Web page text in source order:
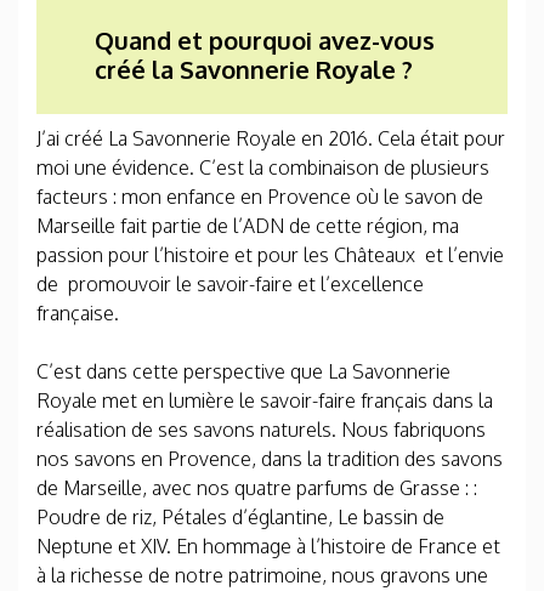
Quand et pourquoi avez-vous
créé la Savonnerie Royale ?
J’ai créé La Savonnerie Royale en 2016. Cela était pour
moi une évidence. C’est la combinaison de plusieurs
facteurs : mon enfance en Provence où le savon de
Marseille fait partie de l’ADN de cette région, ma
passion pour l’histoire et pour les Châteaux et l’envie
de promouvoir le savoir-faire et l’excellence
française.
C’est dans cette perspective que La Savonnerie
Royale met en lumière le savoir-faire français dans la
réalisation de ses savons naturels. Nous fabriquons
nos savons en Provence, dans la tradition des savons
de Marseille, avec nos quatre parfums de Grasse : :
Poudre de riz, Pétales d’églantine, Le bassin de
Neptune et XIV. En hommage à l’histoire de France et
à la richesse de notre patrimoine, nous gravons une